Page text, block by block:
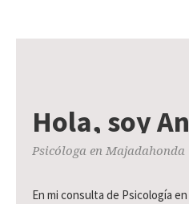
Problemas de
Comunicación, de
Hola, soy
Psicóloga en Majadahonda
En mi consulta de Psicología